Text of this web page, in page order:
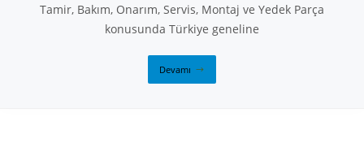
Tamir, Bakım, Onarım, Servis, Montaj ve Yedek Parça
konusunda Türkiye geneline
Devamı